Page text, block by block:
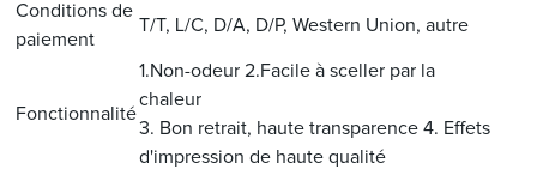
Conditions de
paiement
T/T, L/C, D/A, D/P, Western Union, autre
Fonctionnalité
1.Non-odeur 2.Facile à sceller par la
chaleur
3. Bon retrait, haute transparence 4. Effets
d'impression de haute qualité